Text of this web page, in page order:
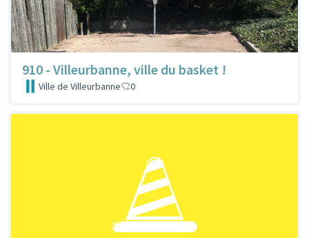
910 - Villeurbanne, ville du basket !
Ville de Villeurbanne 0